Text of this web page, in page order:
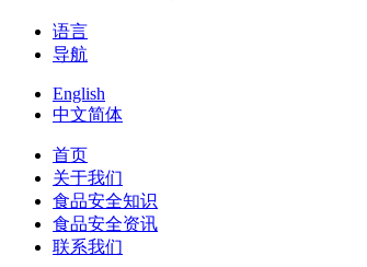
语言
导航
English
中文简体
首页
关于我们
食品安全知识
食品安全资讯
联系我们